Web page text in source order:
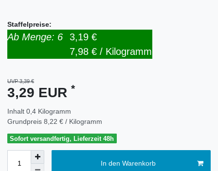
Staffelpreise:
Ab Menge: 6
3,19 €
7,98 € / Kilogramm
UVP 3,39 €
3,29 EUR *
Inhalt 0,4 Kilogramm
Grundpreis 8,22 € / Kilogramm
Sofort versandfertig, Lieferzeit 48h
In den Warenkorb